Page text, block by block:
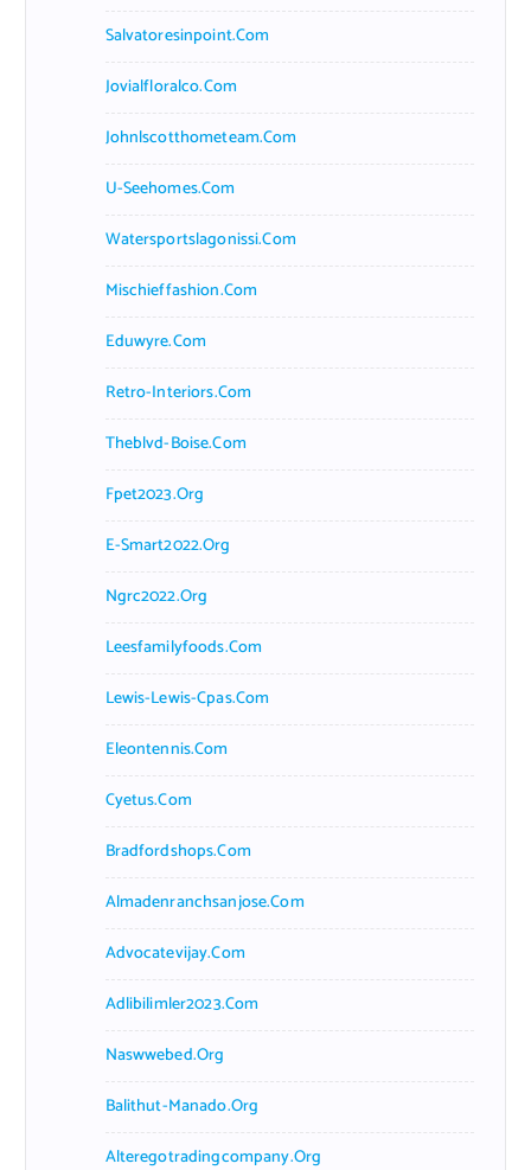
Salvatoresinpoint.com
Jovialfloralco.com
Johnlscotthometeam.com
U-Seehomes.com
Watersportslagonissi.com
Mischieffashion.com
Eduwyre.com
Retro-Interiors.com
Theblvd-Boise.com
Fpet2023.org
E-Smart2022.org
Ngrc2022.org
Leesfamilyfoods.com
Lewis-Lewis-Cpas.com
Eleontennis.com
Cyetus.com
Bradfordshops.com
Almadenranchsanjose.com
Advocatevijay.com
Adlibilimler2023.com
Naswwebed.org
Balithut-Manado.org
Alteregotradingcompany.org